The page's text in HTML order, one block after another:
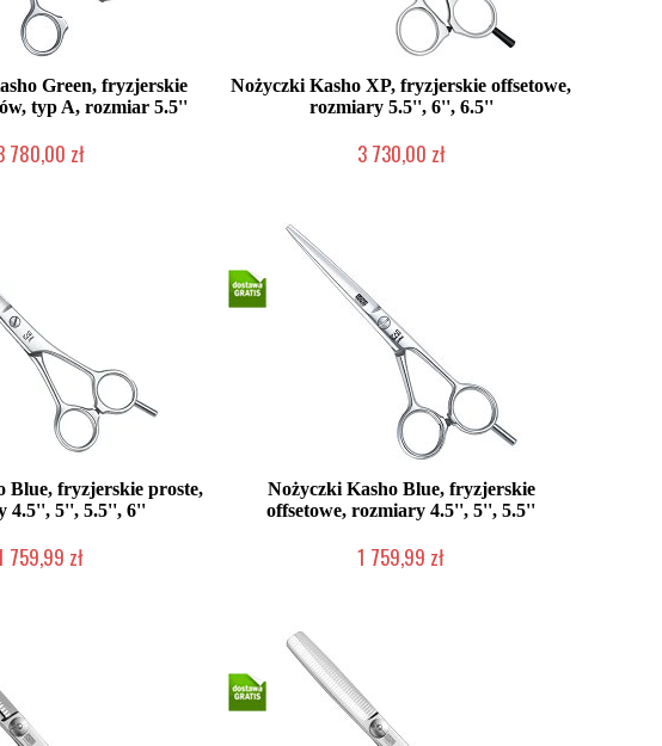
Green, fryzjerskie
typ A, rozmiar 5.5''
780,00 zł
Nożyczki Kasho XP, fryzjerskie offsetowe,
rozmiary 5.5'', 6'', 6.5''
3 730,00 zł
Blue, fryzjerskie proste,
4.5'', 5'', 5.5'', 6''
759,99 zł
Nożyczki Kasho Blue, fryzjerskie
offsetowe, rozmiary 4.5'', 5'', 5.5''
1 759,99 zł